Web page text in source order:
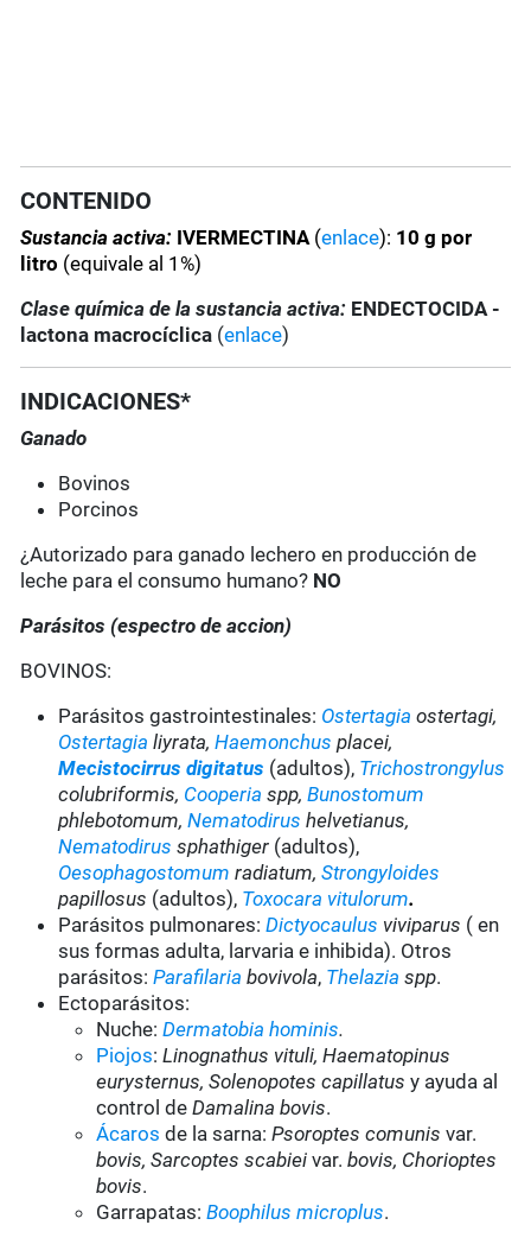
CONTENIDO
Sustancia activa: IVERMECTINA(enlace): 10 g por
litro (equivale al 1%)
Clase química de la sustancia activa: ENDECTOCIDA -
lactona macrocíclica (enlace)
INDICACIONES*
Ganado
Bovinos
Porcinos
¿Autorizado para ganado lechero en producción de
leche para el consumo humano? NO
Parásitos (espectro de accion)
BOVINOS:
Parásitos gastrointestinales: Ostertagiaostertagi,
Ostertagia liyrata,Haemonchus placei,
Mecistocirrus digitatus (adultos), Trichostrongylus
colubriformis, Cooperia spp,Bunostomum
phlebotomum,Nematodirus helvetianus,
Nematodirus sphathiger (adultos),
Oesophagostomum radiatum,Strongyloides
papillosus (adultos), Toxocara vitulorum.
Parásitos pulmonares:Dictyocaulus viviparus ( en
sus formas adulta, larvaria e inhibida). Otros
parásitos:Parafilaria bovivola, Thelazia spp.
Ectoparásitos:
Nuche:Dermatobia hominis.
Piojos:Linognathus vituli, Haematopinus
eurysternus, Solenopotes capillatus y ayuda al
control deDamalina bovis.
Ácaros de la sarna: Psoroptes comunisvar.
bovis, Sarcoptes scabieivar. bovis, Chorioptes
bovis.
Garrapatas:Boophilus microplus.